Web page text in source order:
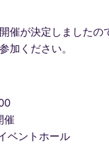
が決定しましたの
加ください。
催
ベントホール